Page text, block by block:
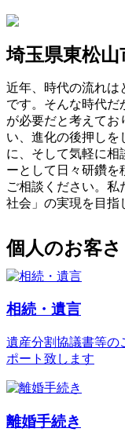
埼玉県東松山
近年、時代の流れは
です。そんな時代だ
が必要だと考えてお
い、進化の後押しを
に、そして気軽に相
ーとして日々研鑽を
ご相談ください。私
社会」の実現を目指
個人のお客さ
相続・遺言
遺産分割協議書等の
ポート致します
離婚手続き